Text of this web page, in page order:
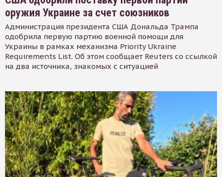
оружия Украине за счет союзников
Администрация президента США Дональда Трампа
одобрила первую партию военной помощи для
Украины в рамках механизма Priority Ukraine
Requirements List. Об этом сообщает Reuters со ссылкой
на два источника, знакомых с ситуацией